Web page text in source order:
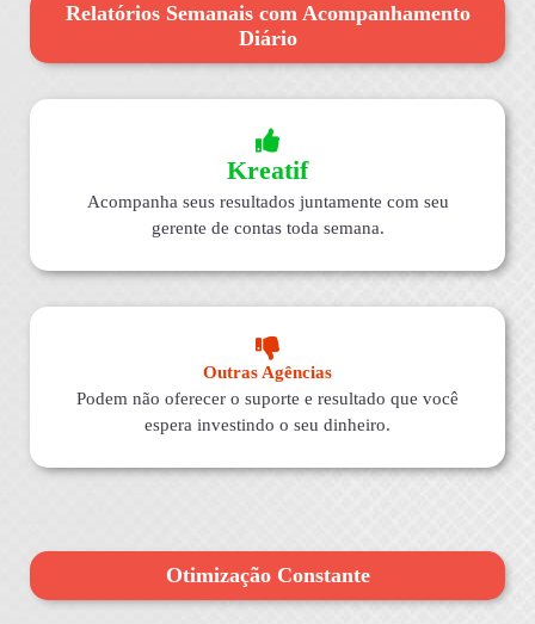
Relatórios Semanais com Acompanhamento
Diário
Kreatif
Acompanha seus resultados juntamente com seu
gerente de contas toda semana.
Outras Agências
Podem não oferecer o suporte e resultado que você
espera investindo o seu dinheiro.
Otimização Constante